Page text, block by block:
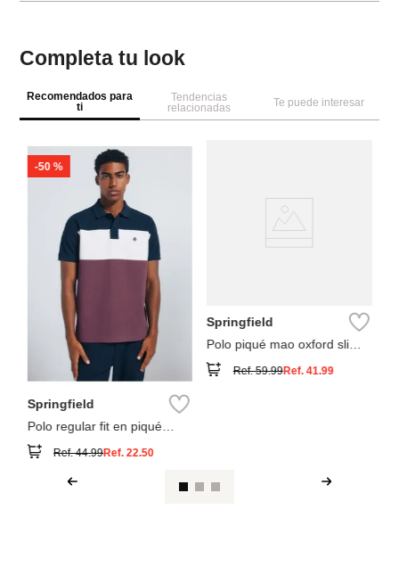
Completa tu look
Recomendados para
ti
Tendencias
relacionadas
Te puede interesar
-50 %
Springfield
Polo regular fit en piqué
block
Ref.44.99Ref.22.50
Springfield
Polo piqué mao oxford slim
Ref.59.99Ref.41.99